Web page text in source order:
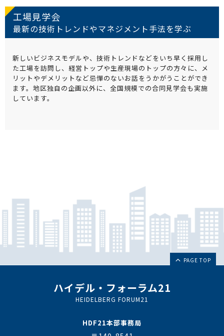
工場見学会
最新の技術トレンドやマネジメント手法を学ぶ
新しいビジネスモデルや、技術トレンドなどをいち早く採用し
た工場を訪問し、経営トップや生産現場のトップの方々に、メ
リットやデメリットなど忌憚のないお話をうかがうことができ
ます。地区独自の企画以外に、全国規模での合同見学会も実施
しています。
PAGE TOP
ハイデル・フォーラム21
HEIDELBERG FORUM21
HDF21本部事務局